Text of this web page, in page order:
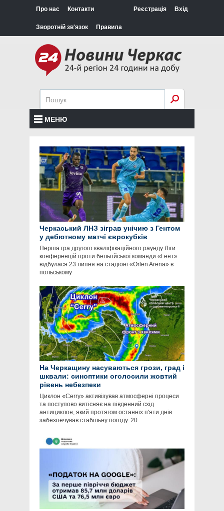
Про нас Контакти
Зворотній зв'язок Правила
Реєстрація Вхід
МЕНЮ
Черкаський ЛНЗ зіграв унічию з Гентом
у дебютному матчі єврокубків
Перша гра другого кваліфікаційного раунду Ліги
конференцій проти бельгійської команди «Гент»
відбулася 23 липня на стадіоні «Orlen Arena» в
польському
На Черкащину насуваються грози, град і
шквали: синоптики оголосили жовтий
рівень небезпеки
Циклон «Cerry» активізував атмосферні процеси
та поступово витісняє на південний схід
антициклон, який протягом останніх п'яти днів
забезпечував стабільну погоду. 20